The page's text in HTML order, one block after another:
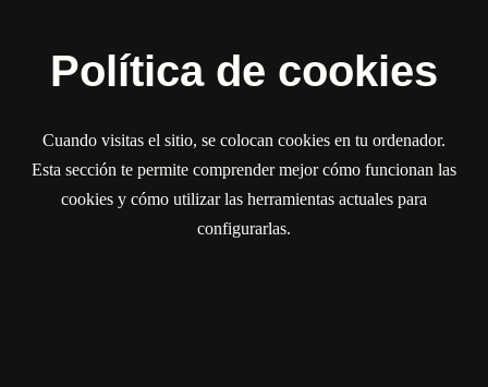
Política de cookies
Cuando visitas el sitio, se colocan cookies en tu ordenador.
Esta sección te permite comprender mejor cómo funcionan las
cookies y cómo utilizar las herramientas actuales para
configurarlas.